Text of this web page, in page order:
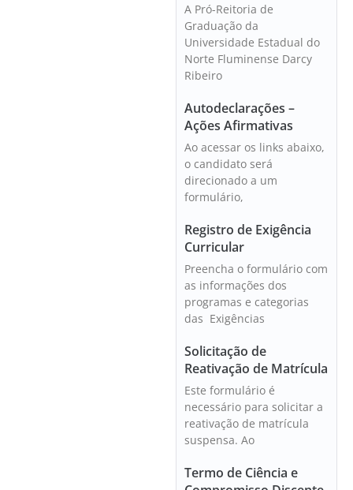
A Pró-Reitoria de
Graduação da
Universidade Estadual do
Norte Fluminense Darcy
Ribeiro
Autodeclarações –
Ações Afirmativas
Ao acessar os links abaixo,
o candidato será
direcionado a um
formulário,
Registro de Exigência
Curricular
Preencha o formulário com
as informações dos
programas e categorias
das Exigências
Solicitação de
Reativação de Matrícula
Este formulário é
necessário para solicitar a
reativação de matrícula
suspensa. Ao
Termo de Ciência e